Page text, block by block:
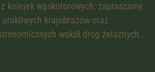
kolejek wąskotorowych; zapraszamy
krajobrazów oraz
wokół dróg żelaznych…